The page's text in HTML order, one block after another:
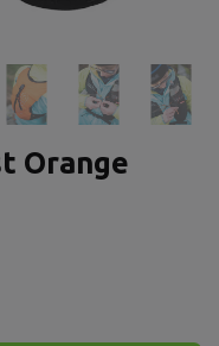
Orange